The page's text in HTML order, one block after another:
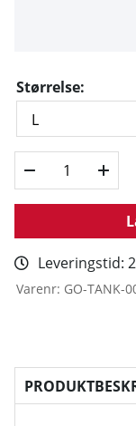
Størrelse:
Leveringstid:
Varenr: GO-TANK-